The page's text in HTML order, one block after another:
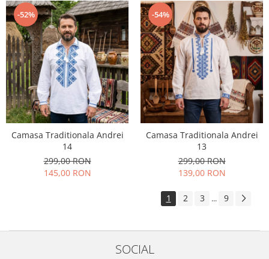
-52%
Camasa Traditionala Andrei
14
299,00 RON
145,00 RON
-54%
Camasa Traditionala Andrei
13
299,00 RON
139,00 RON
1 2 3 ... 9
SOCIAL